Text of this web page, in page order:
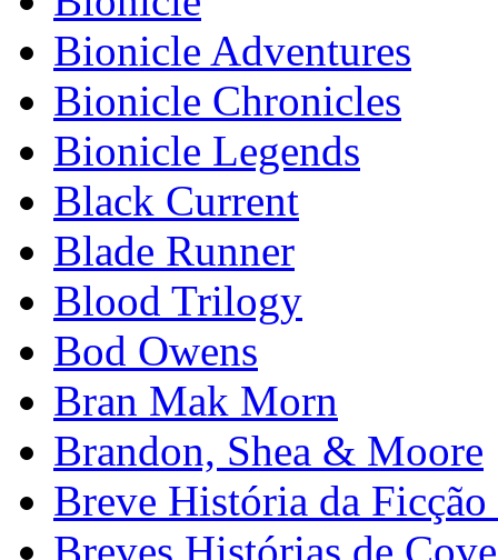
Bionicle Adventures
Bionicle Chronicles
Bionicle Legends
Black Current
Blade Runner
Blood Trilogy
Bod Owens
Bran Mak Morn
Brandon, Shea & Moore
Breve História da
Breves Histórias de